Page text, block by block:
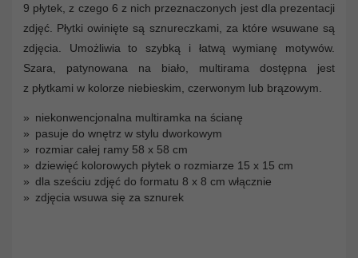
9 płytek, z czego 6 z nich przeznaczonych jest dla prezentacji
zdjęć. Płytki owinięte są sznureczkami, za które wsuwane są
zdjęcia. Umożliwia to szybką i łatwą wymianę motywów.
Szara, patynowana na biało, multirama dostępna jest
z płytkami w kolorze niebieskim, czerwonym lub brązowym.
niekonwencjonalna multiramka na ścianę
pasuje do wnętrz w stylu dworkowym
rozmiar całej ramy 58 x 58 cm
dziewięć kolorowych płytek o rozmiarze 15 x 15 cm
dla sześciu zdjęć do formatu 8 x 8 cm włącznie
zdjęcia wsuwa się za sznurek